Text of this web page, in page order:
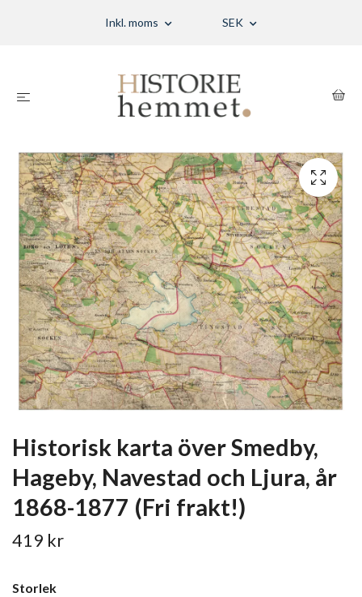
Inkl. moms SEK
Historisk karta över Smedby,
Hageby, Navestad och Ljura, år
1868-1877 (Fri frakt!)
419 kr
Storlek